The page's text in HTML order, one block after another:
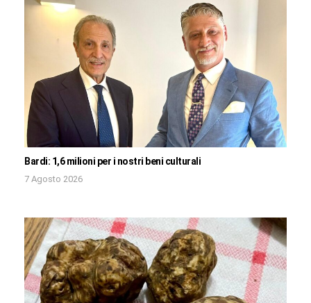
Bardi: 1,6 milioni per i nostri beni culturali
7 Agosto 2026